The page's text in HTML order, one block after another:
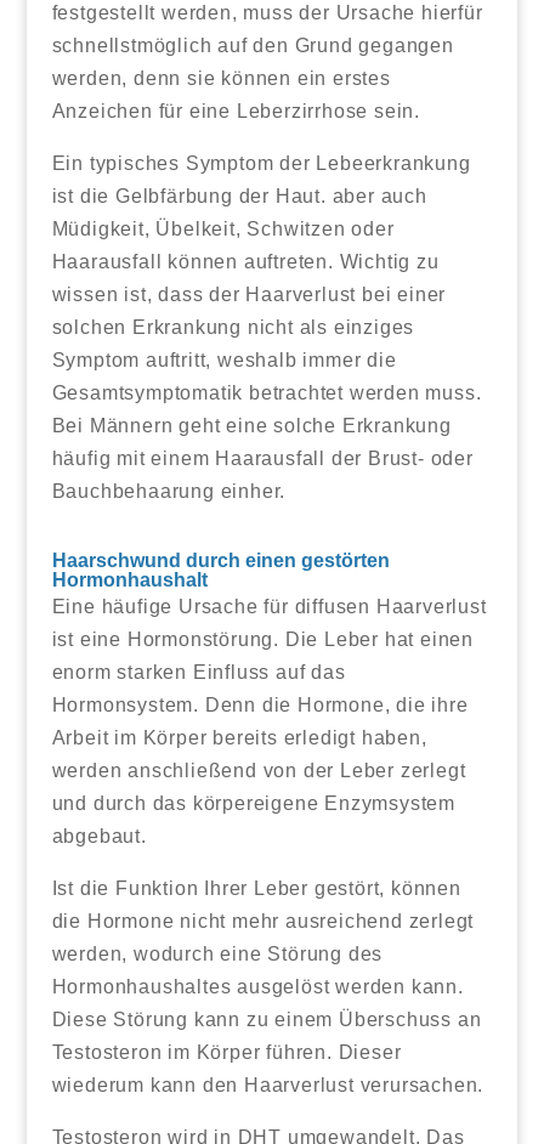
festgestellt werden, muss der Ursache hierfür
schnellstmöglich auf den Grund gegangen
werden, denn sie können ein erstes
Anzeichen für eine Leberzirrhose sein.
Ein typisches Symptom der Lebeerkrankung
ist die Gelbfärbung der Haut. aber auch
Müdigkeit, Übelkeit, Schwitzen oder
Haarausfall können auftreten. Wichtig zu
wissen ist, dass der Haarverlust bei einer
solchen Erkrankung nicht als einziges
Symptom auftritt, weshalb immer die
Gesamtsymptomatik betrachtet werden muss.
Bei Männern geht eine solche Erkrankung
häufig mit einem Haarausfall der Brust- oder
Bauchbehaarung einher.
Haarschwund durch einen gestörten
Hormonhaushalt
Eine häufige Ursache für diffusen Haarverlust
ist eine Hormonstörung. Die Leber hat einen
enorm starken Einfluss auf das
Hormonsystem. Denn die Hormone, die ihre
Arbeit im Körper bereits erledigt haben,
werden anschließend von der Leber zerlegt
und durch das körpereigene Enzymsystem
abgebaut.
Ist die Funktion Ihrer Leber gestört, können
die Hormone nicht mehr ausreichend zerlegt
werden, wodurch eine Störung des
Hormonhaushaltes ausgelöst werden kann.
Diese Störung kann zu einem Überschuss an
Testosteron im Körper führen. Dieser
wiederum kann den Haarverlust verursachen.
Testosteron wird in DHT umgewandelt. Das